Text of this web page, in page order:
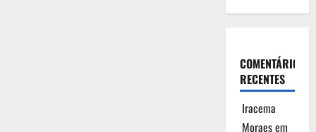
COMENTÁRIOS
RECENTES
Iracema
Moraesem